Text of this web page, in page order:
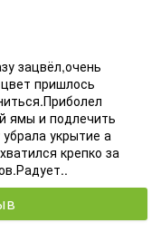
зацвёл,очень
пришлось
ямы и подлечить
укрытие а
крепко за